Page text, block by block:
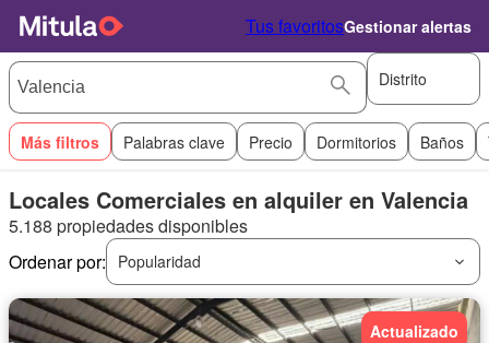
Tus favoritosGestionar alertas
Distrito
Más filtros Palabras clave Precio Dormitorios Baños
Locales Comerciales en alquiler en Valencia
5.188 propiedades disponibles
Ordenar por:
Popularidad
Actualizado